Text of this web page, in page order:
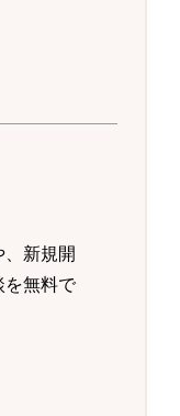
新規開
を無料で